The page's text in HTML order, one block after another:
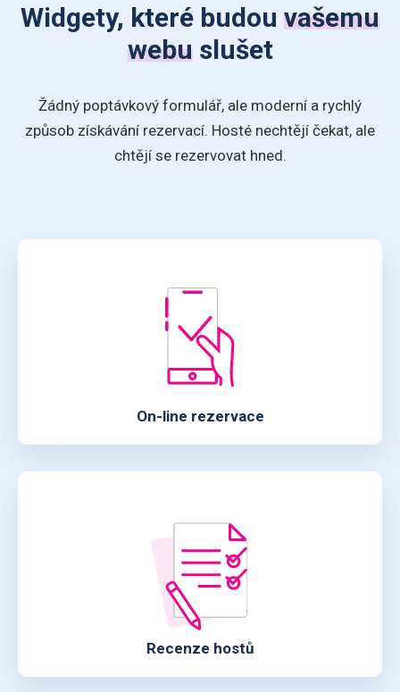
Widgety, které budou vašemu
webuslušet
Žádný poptávkový formulář, ale moderní a rychlý
způsob získávání rezervací. Hosté nechtějí čekat, ale
chtějí se rezervovat hned.
On-line rezervace
Recenze hostů